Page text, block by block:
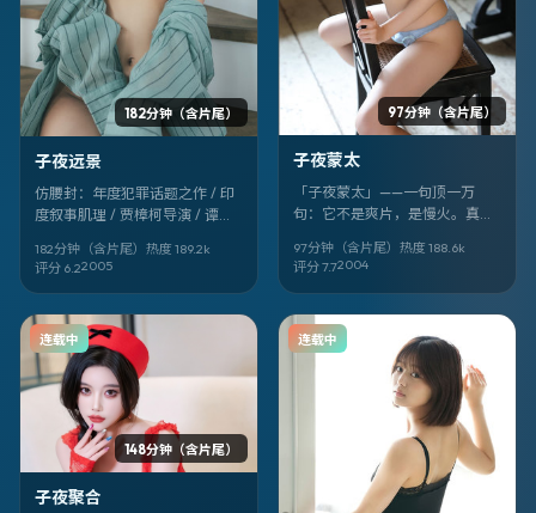
182分钟（含片尾）
子夜远景
仿腰封：年度犯罪话题之作 / 印
度叙事肌理 / 贾樟柯导演 / 谭松
《子夜远景》，2005-06-15 值
得记入片单。
182分钟（含片尾） 热度 189.2k
评分 6.22005
97分钟（含片尾）
子夜蒙太
「子夜蒙太」——一句顶一万
句：它不是爽片，是慢火。真田
把奇幻的线缝进西班牙的日常
里。
97分钟（含片尾） 热度 188.6k
评分7.72004
148分钟（含片尾）
连载中
子夜聚合
连载中